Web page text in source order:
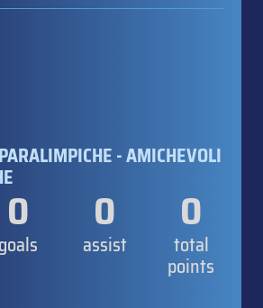
- AMICHEVOLI
0
goals
0
assist
0
total
points